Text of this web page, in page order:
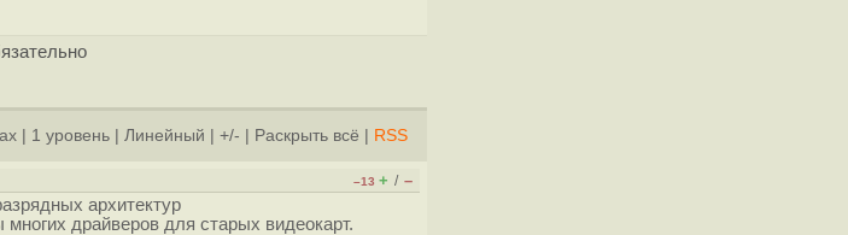
1 уровень Линейный +/- Раскрыть всё RSS
–13 + / –
архитектур
драйверов для старых видеокарт.